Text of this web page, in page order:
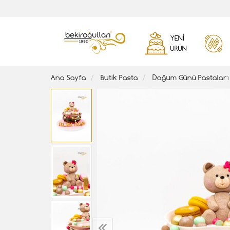
YENI
ÜRÜN
Ana Sayfa Butik Pasta Doğum Günü Pastaları